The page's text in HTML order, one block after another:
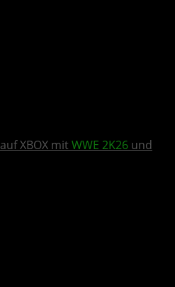
auf XBOX mit WWE 2K26 und